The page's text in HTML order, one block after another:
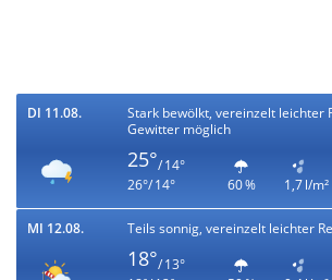
DI 11.08.
Stark bewölkt, vereinzelt leichter
Gewitter möglich
25°/ 14°
26°/ 14°
60 % 1,7 l/m²
MI 12.08. Teils sonnig, vereinzelt leichter
18°/ 13°